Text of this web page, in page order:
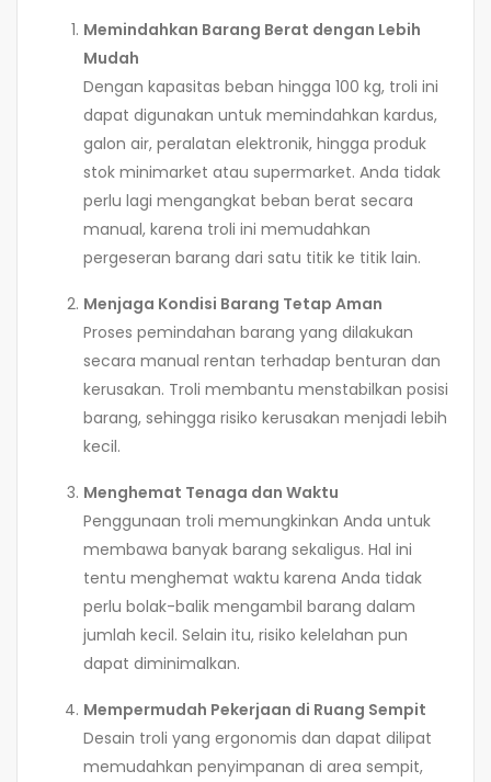
Memindahkan Barang Berat dengan Lebih
Mudah
Dengan kapasitas beban hingga 100 kg, troli ini
dapat digunakan untuk memindahkan kardus,
galon air, peralatan elektronik, hingga produk
stok minimarket atau supermarket. Anda tidak
perlu lagi mengangkat beban berat secara
manual, karena troli ini memudahkan
pergeseran barang dari satu titik ke titik lain.
Menjaga Kondisi Barang Tetap Aman
Proses pemindahan barang yang dilakukan
secara manual rentan terhadap benturan dan
kerusakan. Troli membantu menstabilkan posisi
barang, sehingga risiko kerusakan menjadi lebih
kecil.
Menghemat Tenaga dan Waktu
Penggunaan troli memungkinkan Anda untuk
membawa banyak barang sekaligus. Hal ini
tentu menghemat waktu karena Anda tidak
perlu bolak-balik mengambil barang dalam
jumlah kecil. Selain itu, risiko kelelahan pun
dapat diminimalkan.
Mempermudah Pekerjaan di Ruang Sempit
Desain troli yang ergonomis dan dapat dilipat
memudahkan penyimpanan di area sempit,